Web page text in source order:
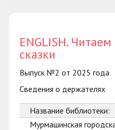
ENGLISH.
сказки
Выпуск №2 от 2025 года
Сведения о держателях
Название библиотеки:
Мурмашинская